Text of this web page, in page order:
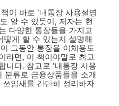
이 바로 '내통장 사용설명
알 수 있듯이, 저자는 현
다양한 통장들을 가지고
떻게 할 수 있는지 설명해
그동안 통장을 이체용도
라면, 이 책이야말로 최고
니다. 참고로 '내통장 사용
분류로 금융상품들을 소개
임새를 간단히 정리하자